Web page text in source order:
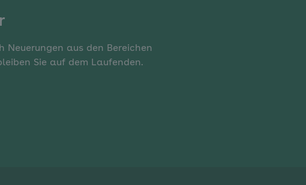
aus den Bereichen
Sie auf dem Laufenden.